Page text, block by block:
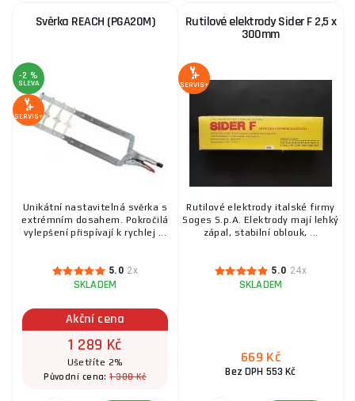
Svěrka REACH (PGA20M)
-2 %
SLEVA
SERVIS+
Unikátní nastavitelná svěrka s
extrémním dosahem. Pokročilá
vylepšení přispívají k rychlej ...
5.0 2x
SKLADEM
Akční cena
1 289 Kč
Ušetříte 2%
Původní cena:1 308 Kč
Rutilové elektrody Sider F 2,5 x
300mm
SERVIS+
Rutilové elektrody italské firmy
Soges S.p.A. Elektrody mají lehký
zápal, stabilní oblouk, ...
5.0 24x
SKLADEM
669 Kč
Bez DPH 553 Kč